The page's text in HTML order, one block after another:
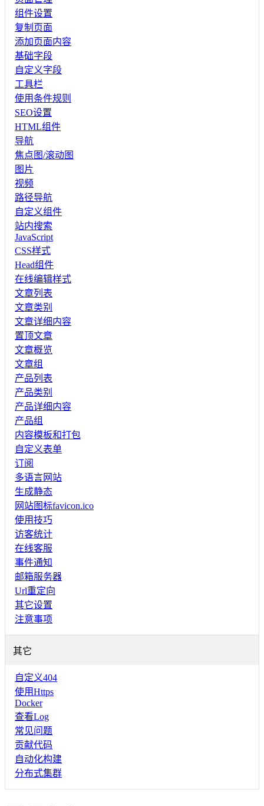
组件设置
复制页面
添加页面内容
基础字段
自定义字段
工具栏
使用条件规则
SEO设置
HTML组件
导航
焦点图/滚动图
图片
视频
路径导航
自定义组件
站内搜索
JavaScript
CSS样式
Head组件
在线编辑样式
文章列表
文章类别
文章详细内容
置顶文章
文章概览
文章组
产品列表
产品类别
产品详细内容
产品组
内容模板和打包
自定义表单
订阅
多语言网站
生成静态
网站图标favicon.ico
使用技巧
访客统计
在线客服
事件通知
邮箱服务器
Url重定向
其它设置
注意事项
其它
自定义404
使用Https
Docker
查看Log
常见问题
贡献代码
自动化构建
分布式集群